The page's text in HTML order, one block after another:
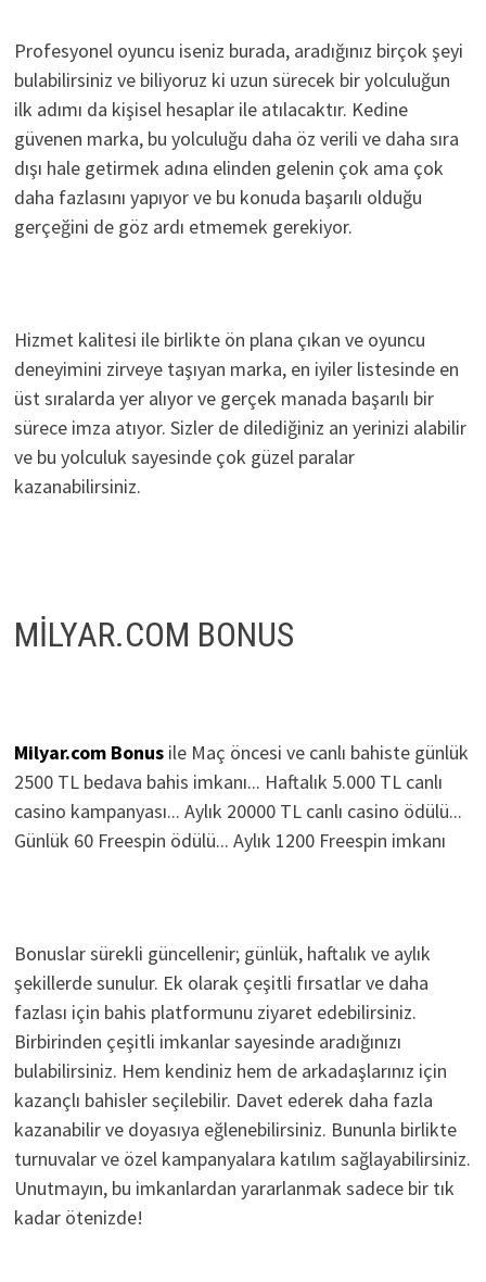
Profesyonel oyuncu iseniz burada, aradığınız birçok şeyi
bulabilirsiniz ve biliyoruz ki uzun sürecek bir yolculuğun
ilk adımı da kişisel hesaplar ile atılacaktır. Kedine
güvenen marka, bu yolculuğu daha öz verili ve daha sıra
dışı hale getirmek adına elinden gelenin çok ama çok
daha fazlasını yapıyor ve bu konuda başarılı olduğu
gerçeğini de göz ardı etmemek gerekiyor.
Hizmet kalitesi ile birlikte ön plana çıkan ve oyuncu
deneyimini zirveye taşıyan marka, en iyiler listesinde en
üst sıralarda yer alıyor ve gerçek manada başarılı bir
sürece imza atıyor. Sizler de dilediğiniz an yerinizi alabilir
ve bu yolculuk sayesinde çok güzel paralar
kazanabilirsiniz.
MİLYAR.COM BONUS
Milyar.com Bonusile Maç öncesi ve canlı bahiste günlük
2500 TL bedava bahis imkanı... Haftalık 5.000 TL canlı
casino kampanyası... Aylık 20000 TL canlı casino ödülü...
Günlük 60 Freespin ödülü... Aylık 1200 Freespin imkanı
Bonuslar sürekli güncellenir; günlük, haftalık ve aylık
şekillerde sunulur. Ek olarak çeşitli fırsatlar ve daha
fazlası için bahis platformunu ziyaret edebilirsiniz.
Birbirinden çeşitli imkanlar sayesinde aradığınızı
bulabilirsiniz. Hem kendiniz hem de arkadaşlarınız için
kazançlı bahisler seçilebilir. Davet ederek daha fazla
kazanabilir ve doyasıya eğlenebilirsiniz. Bununla birlikte
turnuvalar ve özel kampanyalara katılım sağlayabilirsiniz.
Unutmayın, bu imkanlardan yararlanmak sadece bir tık
kadar ötenizde!